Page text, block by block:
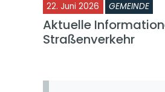
22. Juni 2026 GEMEINDE
Aktuelle
Straßenverkehr